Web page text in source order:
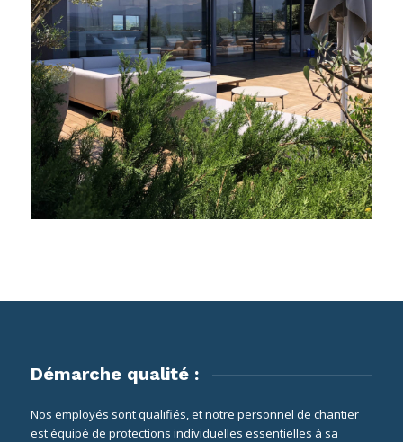
Démarche qualité :
Nos employés sont qualifiés, et notre personnel de chantier
est équipé de protections individuelles essentielles à sa